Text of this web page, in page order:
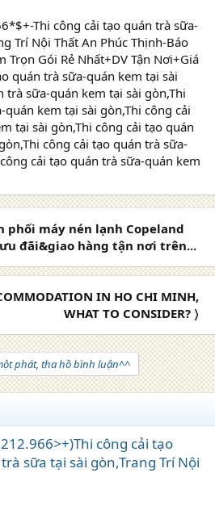
Thi công cải tạo quán trà sữa-
Trí Nội Thất An Phúc Thịnh-Báo
Trọn Gói Rẻ Nhất+DV Tận Nơi+Giá
quán trà sữa-quán kem tại sài
trà sữa-quán kem tại sài gòn,Thi
kem tại sài gòn,Thi công cải
tại sài gòn,Thi công cải tạo quán
công cải tạo quán trà sữa-
cải tạo quán trà sữa-quán kem
phối máy nén lạnh Copeland
ưu đãi&giao hàng tận nơi trên...
IN HO CHI MINH,
WHAT TO CONSIDER? 〉
phát, tha hồ bình luận^^
công cải tạo
sữa tại sài gòn,Trang Trí Nội